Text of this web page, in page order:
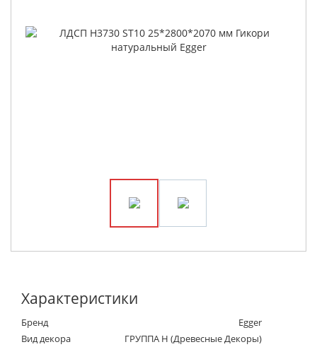
Характеристики
Бренд
Egger
Вид декора
ГРУППА Н (Древесные Декоры)